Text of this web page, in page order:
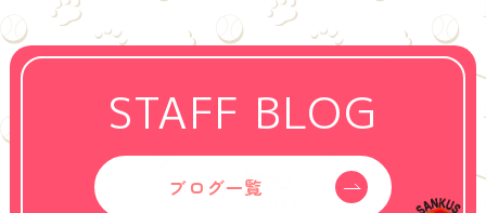
STAFF BLOG
ブログ一覧